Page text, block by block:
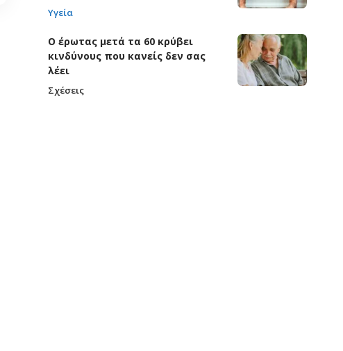
Υγεία
Ο έρωτας μετά τα 60 κρύβει
κινδύνους που κανείς δεν σας
λέει
Σχέσεις